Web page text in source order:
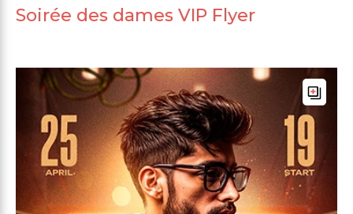
Soirée des dames VIP Flyer